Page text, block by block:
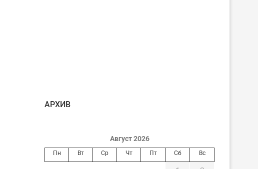
AРХИВ
Август 2026
Пн Вт Ср Чт Пт Сб Вс